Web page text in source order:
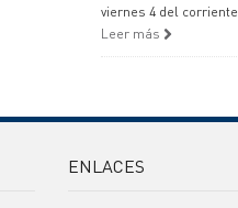
viernes 4 del corriente
Leer más
ENLACES